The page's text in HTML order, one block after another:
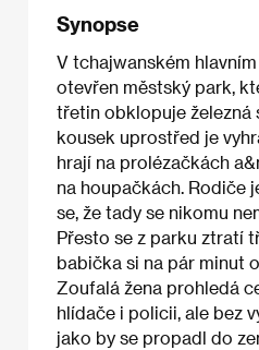
Synopse
V tchajwanském
otevřen městský park,
třetin obklopuje železná
kousek uprostřed je
hrají na prolézačkách
na houpačkách. Rodiče
se, že tady se nikomu
Přesto se z parku ztratí
babička si na pár minut
Zoufalá žena prohledá
hlídače i policii, ale bez
jako by se propadl do